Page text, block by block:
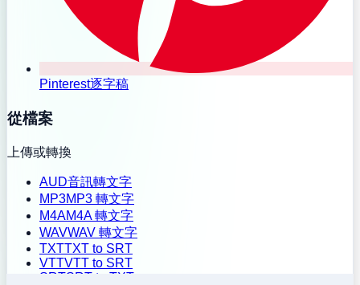
Pinterest逐字稿
從檔案
上傳或轉換
AUD音訊轉文字
MP3MP3 轉文字
M4AM4A 轉文字
WAVWAV 轉文字
TXTTXT to SRT
VTTVTT to SRT
SRTSRT to TXT